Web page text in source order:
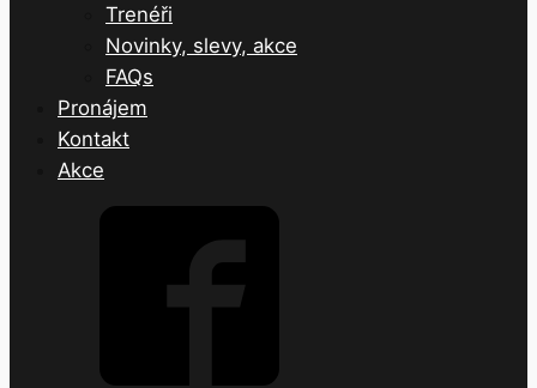
Trenéři
Novinky, slevy, akce
FAQs
Pronájem
Kontakt
Akce